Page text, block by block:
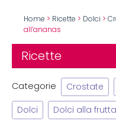
Home > Ricette > Dolci >
all’ananas
Ricette
Categorie Crostate
Dolci Dolci alla frutta